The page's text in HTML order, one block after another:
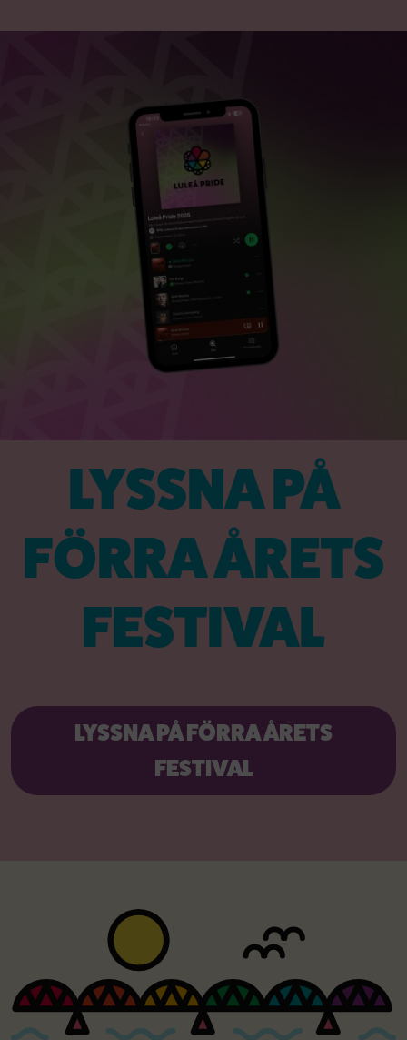
LYSSNA PÅ
FÖRRA ÅRETS
FESTIVAL
LYSSNA PÅ FÖRRA ÅRETS
FESTIVAL